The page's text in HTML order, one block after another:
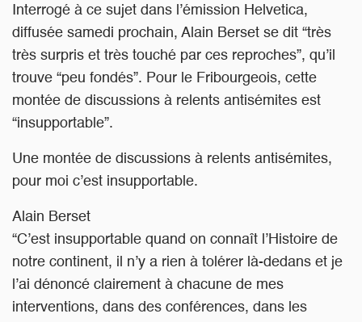
Interrogé à ce sujet dans l’émission Helvetica,
diffusée samedi prochain, Alain Berset se dit “très
très surpris et très touché par ces reproches”, qu’il
trouve “peu fondés”. Pour le Fribourgeois, cette
montée de discussions à relents antisémites est
“insupportable”.
Une montée de discussions à relents antisémites,
pour moi c’est insupportable.
Alain Berset
“C’est insupportable quand on connaît l’Histoire de
notre continent, il n’y a rien à tolérer là-dedans et je
l’ai dénoncé clairement à chacune de mes
interventions, dans des conférences, dans les